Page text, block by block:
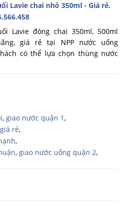
Lavie chai nhỏ 350ml - Giá rẻ.
Lavie đóng chai 350ml, 500ml
giá rẻ tại NPP nước uống
có thể lựa chọn thùng nước
, giao nước quận 1,
rẻ,
,
, giao nước uống quận 2,